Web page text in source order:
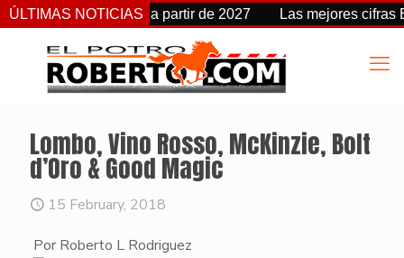
ÚLTIMAS NOTICIAS
de fecha a partir de 2027 Las mejores cifras Beyer
Lombo, Vino Rosso, McKinzie, Bolt
d’Oro & Good Magic
15 February, 2018
Por Roberto L Rodriguez